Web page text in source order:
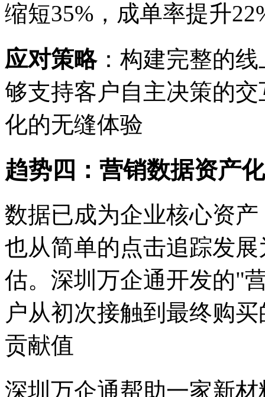
缩短35%，成单率提升
应对策略：构建完整的
够支持客户自主决策的
化的无缝体验
趋势四：营销数据资产
数据已成为企业核心资
也从简单的点击追踪发
估。深圳万企通开发的"
户从初次接触到最终购
贡献值
深圳万企通帮助一家新